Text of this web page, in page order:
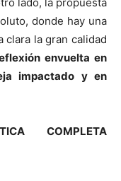
donde hay una
la gran calidad
envuelta en
impactado y en
COMPLETA